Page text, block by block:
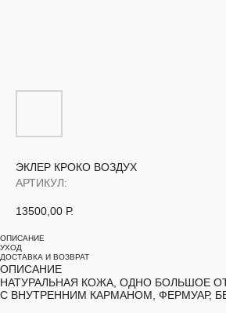
ЭКЛЕР КРОКО ВОЗДУХ
АРТИКУЛ:
13500,00 Р.
ОПИСАНИЕ
УХОД
ДОСТАВКА И ВОЗВРАТ
ОПИСАНИЕ
НАТУРАЛЬНАЯ КОЖА, ОДНО БОЛЬШОЕ
С ВНУТРЕННИМ КАРМАНОМ, ФЕРМУАР,